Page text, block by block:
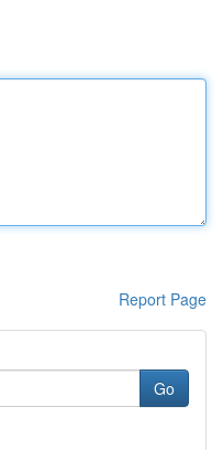
Report Page
Go